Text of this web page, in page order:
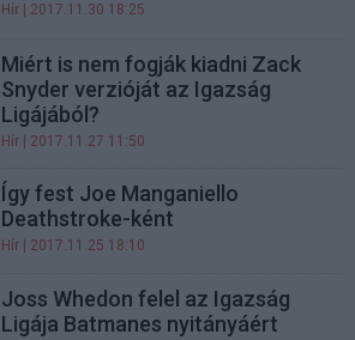
Hír | 2017.11.30 18:25
Miért is nem fogják kiadni Zack
Snyder verzióját az Igazság
Ligájából?
Hír | 2017.11.27 11:50
Így fest Joe Manganiello
Deathstroke-ként
Hír | 2017.11.25 18:10
Joss Whedon felel az Igazság
Ligája Batmanes nyitányáért